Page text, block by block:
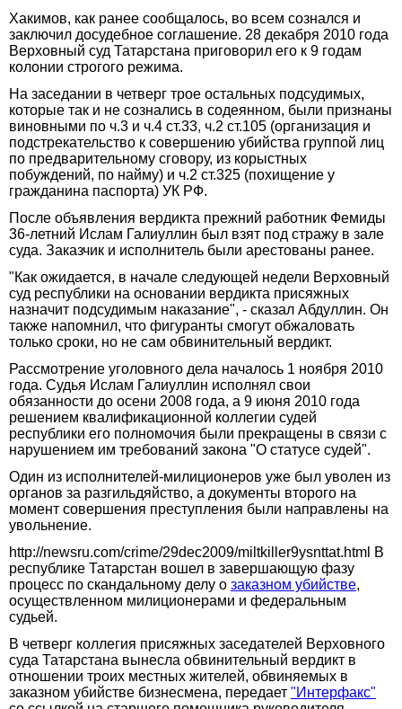
Хакимов, как ранее сообщалось, во всем сознался и
заключил досудебное соглашение. 28 декабря 2010 года
Верховный суд Татарстана приговорил его к 9 годам
колонии строгого режима.
На заседании в четверг трое остальных подсудимых,
которые так и не сознались в содеянном, были признаны
виновными по ч.3 и ч.4 ст.33, ч.2 ст.105 (организация и
подстрекательство к совершению убийства группой лиц
по предварительному сговору, из корыстных
побуждений, по найму) и ч.2 ст.325 (похищение у
гражданина паспорта) УК РФ.
После объявления вердикта прежний работник Фемиды
36-летний Ислам Галиуллин был взят под стражу в зале
суда. Заказчик и исполнитель были арестованы ранее.
"Как ожидается, в начале следующей недели Верховный
суд республики на основании вердикта присяжных
назначит подсудимым наказание", - сказал Абдуллин. Он
также напомнил, что фигуранты смогут обжаловать
только сроки, но не сам обвинительный вердикт.
Рассмотрение уголовного дела началось 1 ноября 2010
года. Судья Ислам Галиуллин исполнял свои
обязанности до осени 2008 года, а 9 июня 2010 года
решением квалификационной коллегии судей
республики его полномочия были прекращены в связи с
нарушением им требований закона "О статусе судей".
Один из исполнителей-милиционеров уже был уволен из
органов за разгильдяйство, а документы второго на
момент совершения преступления были направлены на
увольнение.
http://newsru.com/crime/29dec2009/miltkiller9ysnttat.html В
республике Татарстан вошел в завершающую фазу
процесс по скандальному делу о заказном убийстве,
осуществленном милиционерами и федеральным
судьей.
В четверг коллегия присяжных заседателей Верховного
суда Татарстана вынесла обвинительный вердикт в
отношении троих местных жителей, обвиняемых в
заказном убийстве бизнесмена, передает "Интерфакс"